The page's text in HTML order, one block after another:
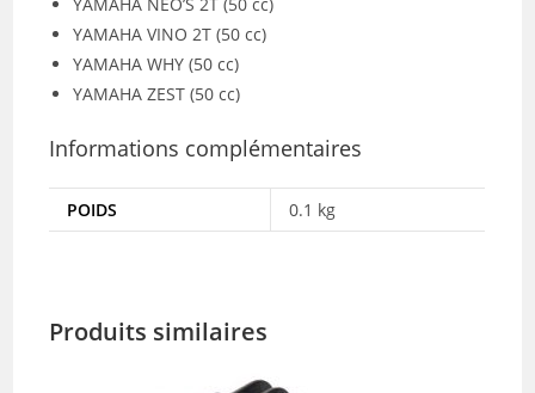
YAMAHA VINO 2T (50 cc)
YAMAHA WHY (50 cc)
YAMAHA ZEST (50 cc)
Informations complémentaires
POIDS 0.1 kg
Produits similaires